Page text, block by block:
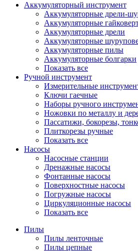
Аккумуляторный инструмент
Аккумуляторные дрели-
Аккумуляторные
Аккумуляторные дрели
Аккумуляторные
Аккумуляторные пилы
Аккумуляторные болгарки
Показать все
Ручной инструмент
Измерительные
Ключи гаечные
Наборы ручного
Ножовки по металлу и
Пассатижи, бокорезы,
Плиткорезы ручные
Показать все
Насосы
Насосные станции
Дренажные насосы
Фонтанные насосы
Поверхностные насосы
Погружные насосы
Циркуляционные насосы
Показать все
Пилы
Пилы ленточные
Пилы цепные